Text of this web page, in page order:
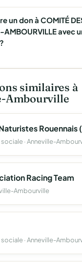
un don à COMITÉ
AMBOURVILLE avec
similaires à
Ambourville
Rouennais
· Anneville-
Racing Team
Ambourville
· Anneville-